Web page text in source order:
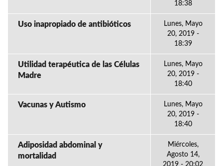
18:38
Uso inapropiado de antibióticos
Lunes, Mayo
20, 2019 -
18:39
Utilidad terapéutica de las Células
Madre
Lunes, Mayo
20, 2019 -
18:40
Vacunas y Autismo
Lunes, Mayo
20, 2019 -
18:40
Adiposidad abdominal y
mortalidad
Miércoles,
Agosto 14,
2019 - 20:02